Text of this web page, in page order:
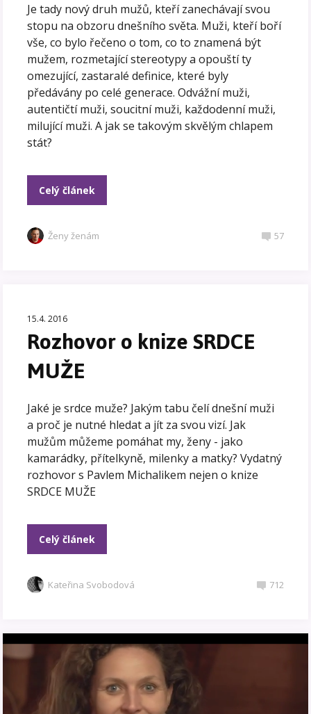
Je tady nový druh mužů, kteří zanechávají svou
stopu na obzoru dnešního světa. Muži, kteří boří
vše, co bylo řečeno o tom, co to znamená být
mužem, rozmetající stereotypy a opouští ty
omezující, zastaralé definice, které byly
předávány po celé generace. Odvážní muži,
autentičtí muži, soucitní muži, každodenní muži,
milující muži. A jak se takovým skvělým chlapem
stát?
Celý článek
Ženy ženám 57
15.4. 2016
Rozhovor o knize SRDCE
MUŽE
Jaké je srdce muže? Jakým tabu čelí dnešní muži
a proč je nutné hledat a jít za svou vizí. Jak
mužům můžeme pomáhat my, ženy - jako
kamarádky, přítelkyně, milenky a matky? Vydatný
rozhovor s Pavlem Michalikem nejen o knize
SRDCE MUŽE
Celý článek
Kateřina Svobodová 712